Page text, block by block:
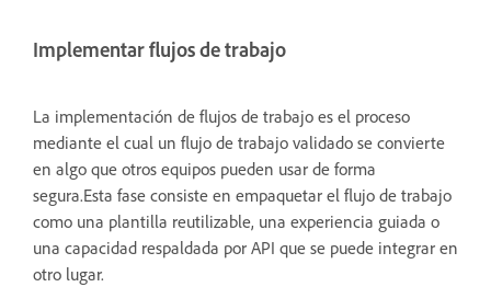
Implementar flujos de trabajo
La implementación de flujos de trabajo es el proceso
mediante el cual un flujo de trabajo validado se convierte
en algo que otros equipos pueden usar de forma
segura.Esta fase consiste en empaquetar el flujo de trabajo
como una plantilla reutilizable, una experiencia guiada o
una capacidad respaldada por API que se puede integrar en
otro lugar.